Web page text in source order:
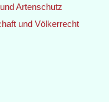
Artenschutz
und Völkerrecht